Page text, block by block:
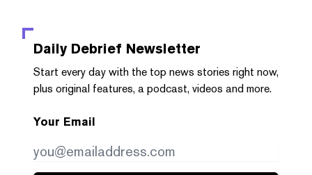
Daily Debrief Newsletter
Start every day with the top news stories right now,
plus original features, a podcast, videos and more.
Your Email